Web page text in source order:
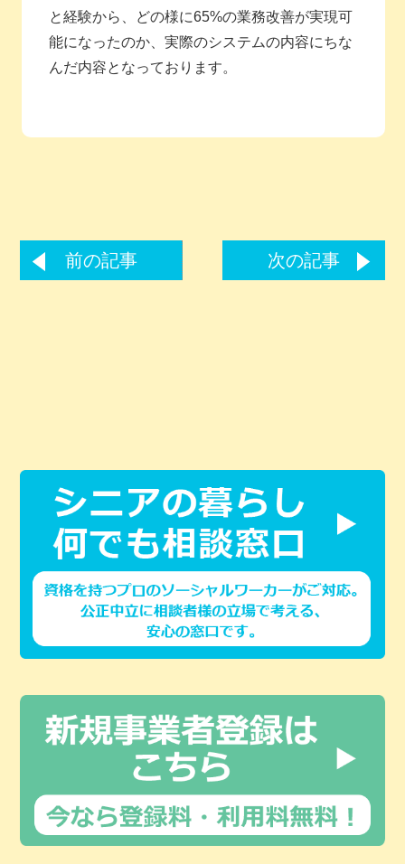
と経験から、どの様に65%の業務改善が実現可
能になったのか、実際のシステムの内容にちな
んだ内容となっております。
前の記事 次の記事